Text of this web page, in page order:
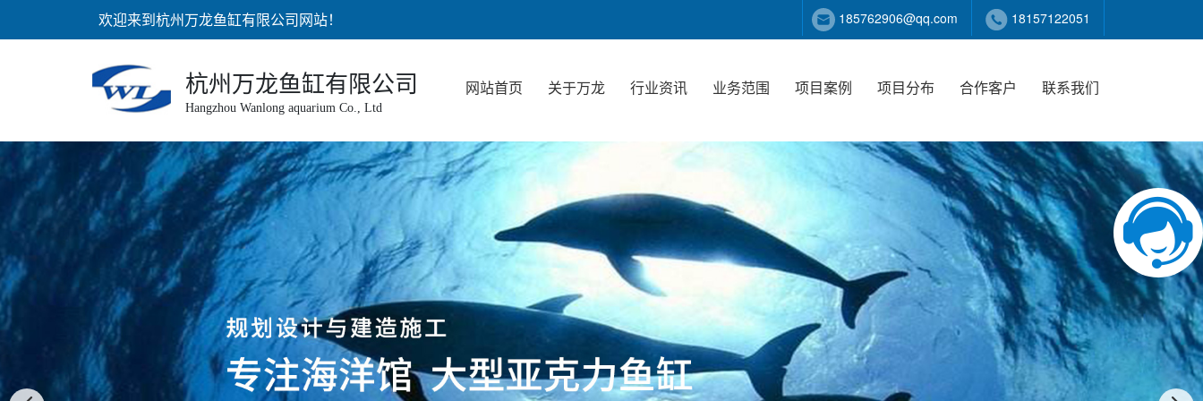
欢迎来到杭州万龙鱼缸有限公司网站！ 185762906@qq.com 18157122051
杭州万龙鱼缸有限公司
Hangzhou Wanlong aquarium Co., Ltd
网站首页 关于万龙 行业资讯 业务范围 项目案例 项目分布 合作客户 联系我们